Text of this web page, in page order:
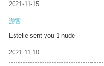
2021-11-15
游客
Estelle sent you 1 nude
2021-11-10